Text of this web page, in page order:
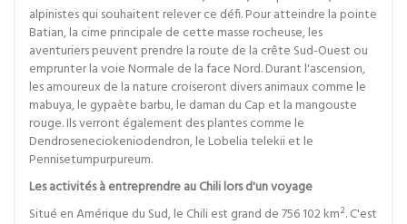
alpinistes qui souhaitent relever ce défi. Pour atteindre la pointe
Batian, la cime principale de cette masse rocheuse, les
aventuriers peuvent prendre la route de la crête Sud-Ouest ou
emprunter la voie Normale de la face Nord. Durant l'ascension,
les amoureux de la nature croiseront divers animaux comme le
mabuya, le gypaète barbu, le daman du Cap et la mangouste
rouge. Ils verront également des plantes comme le
Dendroseneciokeniodendron, le Lobelia telekii et le
Pennisetumpurpureum.
Les activités à entreprendre au Chili lors d'un voyage
Situé en Amérique du Sud, le Chili est grand de 756 102 km². C'est